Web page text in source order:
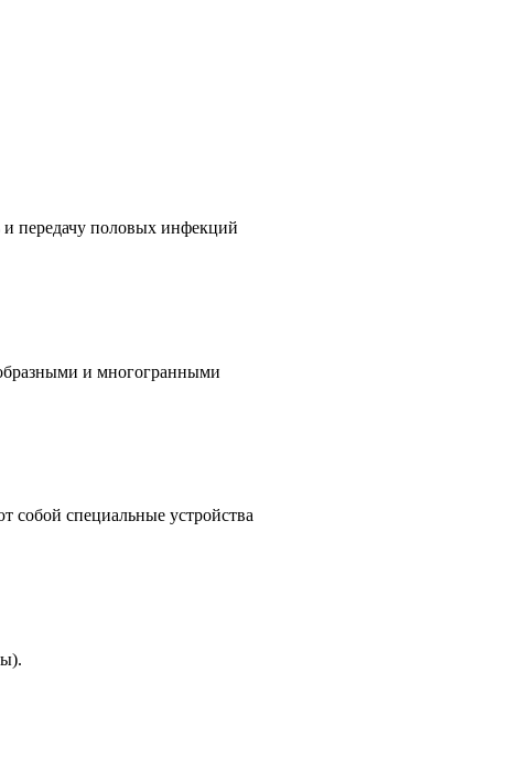
и передачу половых инфекций
и многогранными
собой специальные устройства